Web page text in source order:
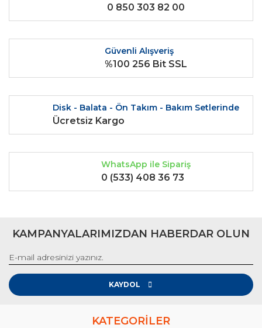
Ürün bilgilerinde hatalar bulunuyor.
Ürün fiyatı diğer sitelerden daha pahalı.
Bu ürüne benzer farklı alternatifler olmalı.
Gönder
0 850 303 82 00
Güvenli Alışveriş
%100 256 Bit SSL
Disk - Balata - Ön Takım - Bakım Setlerinde
Ücretsiz Kargo
WhatsApp ile Sipariş
0 (533) 408 36 73
KAMPANYALARIMIZDAN HABERDAR OLUN
KAYDOL
KATEGORİLER